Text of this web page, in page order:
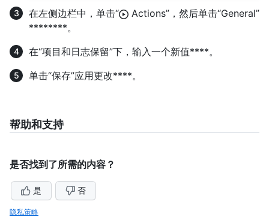
在左侧边栏中，单击“
Actions”，然后单击“General”
********。
在“项目和日志保留”下，输入一个新值****。
单击“保存”应用更改****。
帮助和支持
是否找到了所需的内容？
是 否
隐私策略